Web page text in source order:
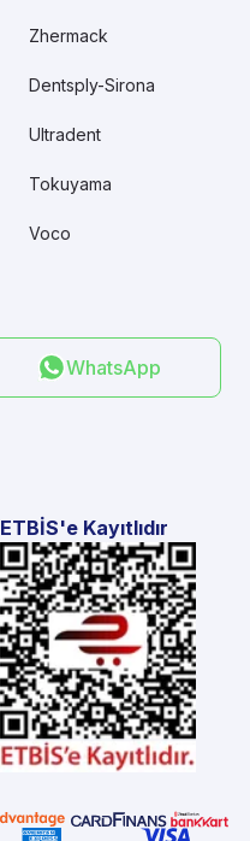
Zhermack
Dentsply-Sirona
Ultradent
Tokuyama
Voco
WhatsApp
ETBİS'e Kayıtlıdır